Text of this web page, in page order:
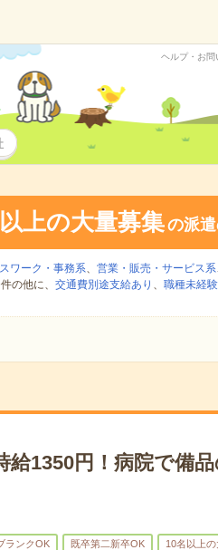
ヘルプ・お問
上の大量募集の派
ワーク・事務系、 営業・販売・サービス系
の他に、 交通費別途支給あり 、 職種未経
給1350円！病院で備
ランクOK 既卒第二新卒OK 10名以上